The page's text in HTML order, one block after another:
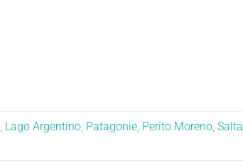
, Lago Argentino, Patagonie, Perito Moreno, Salta